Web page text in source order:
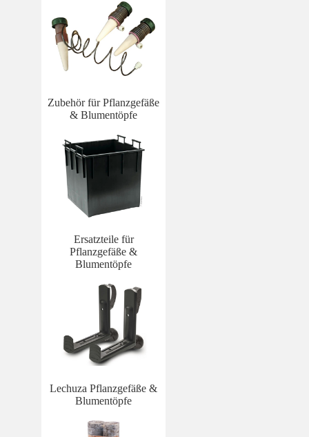
Zubehör für Pflanzgefäße
& Blumentöpfe
Ersatzteile für
Pflanzgefäße &
Blumentöpfe
Lechuza Pflanzgefäße &
Blumentöpfe